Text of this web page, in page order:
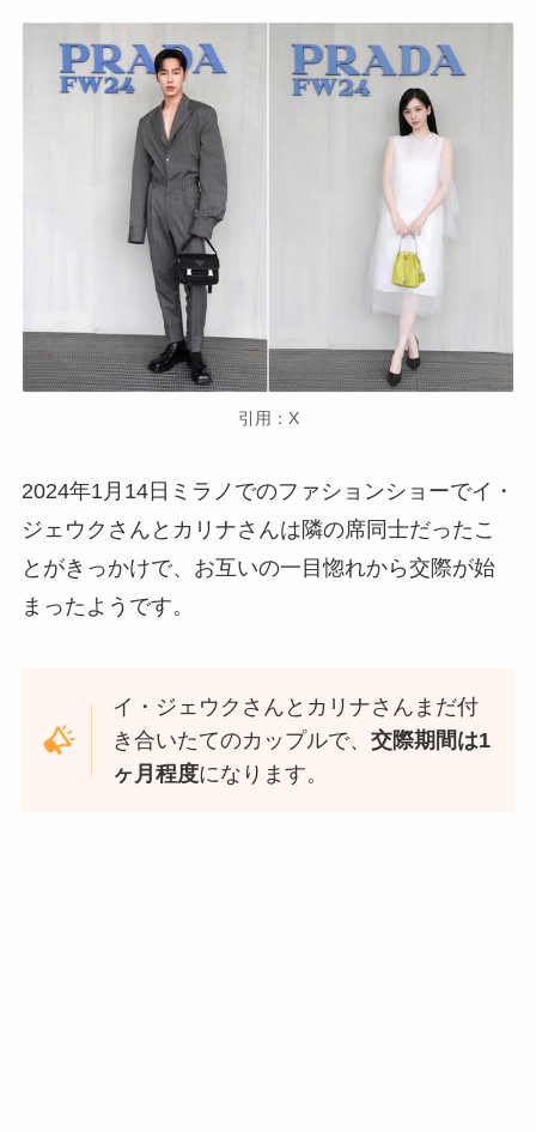
引用：X
2024年1月14日ミラノでのファションショーでイ・
ジェウクさんとカリナさんは隣の席同士だったこ
とがきっかけで、お互いの一目惚れから交際が始
まったようです。
イ・ジェウクさんとカリナさんまだ付
き合いたてのカップルで、交際期間は1
ヶ月程度になります。